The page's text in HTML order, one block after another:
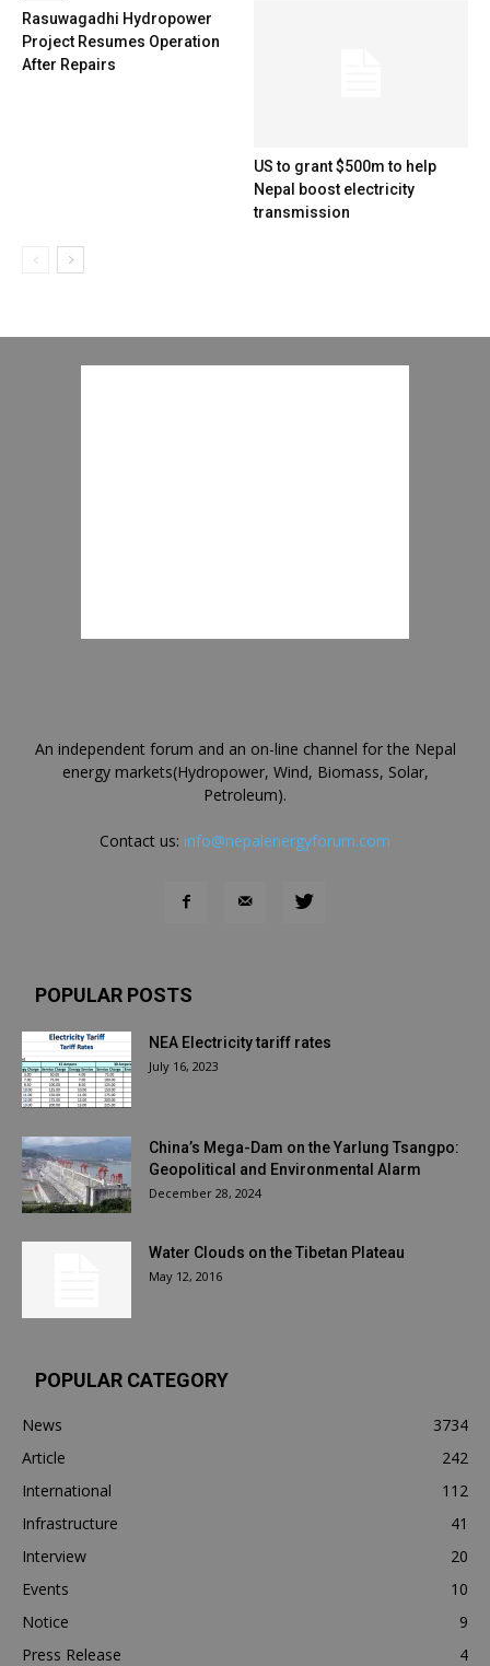
Rasuwagadhi Hydropower
Project Resumes Operation
After Repairs
US to grant $500m to help
Nepal boost electricity
transmission
An independent forum and an on-line channel for the Nepal
energy markets(Hydropower, Wind, Biomass, Solar,
Petroleum).
Contact us: info@nepalenergyforum.com
POPULAR POSTS
NEA Electricity tariff rates
July 16, 2023
China’s Mega-Dam on the Yarlung Tsangpo:
Geopolitical and Environmental Alarm
December 28, 2024
Water Clouds on the Tibetan Plateau
May 12, 2016
POPULAR CATEGORY
News
3734
Article
242
International
112
Infrastructure
41
Interview
20
Events
10
Notice
9
Press Release
4